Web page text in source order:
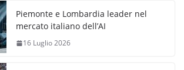
Piemonte e Lombardia leader nel
mercato italiano dell’AI
16 Luglio 2026